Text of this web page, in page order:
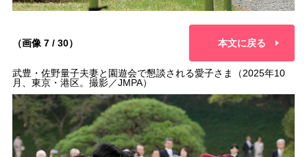
（画像 7 / 30） 本文に戻る
武豊・佐野量子夫妻と園遊会で懇談される愛子さま（2025年10
月、東京・港区。撮影／JMPA）